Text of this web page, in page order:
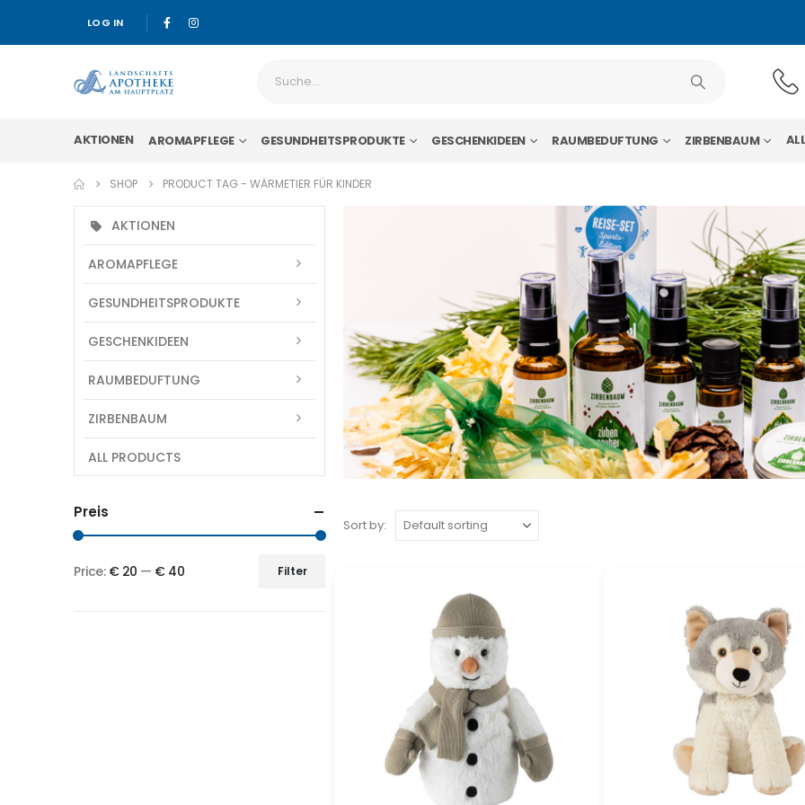
LOG IN
AKTIONEN AROMAPFLEGE GESUNDHEITSPRODUKTE GESCHENKIDEEN RAUMBEDUFTUNG ZIRBENBAUM
SHOP PRODUCT TAG - WÄRMETIER FÜR KINDER
Sort by:
AKTIONEN
AROMAPFLEGE
GESUNDHEITSPRODUKTE
GESCHENKIDEEN
RAUMBEDUFTUNG
ZIRBENBAUM
ALL PRODUCTS
Preis
Filter
Price: € 20 — € 40